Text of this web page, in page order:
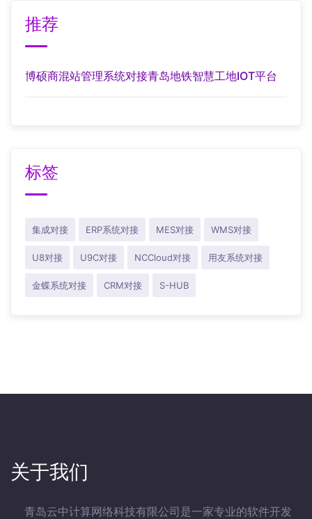
推荐
博硕商混站管理系统对接青岛地铁智慧工地IOT平台
标签
集成对接 ERP系统对接 MES对接 WMS对接
U8对接 U9C对接 NCCloud对接 用友系统对接
金蝶系统对接 CRM对接 S-HUB
关于我们
青岛云中计算网络科技有限公司是一家专业的软件开发